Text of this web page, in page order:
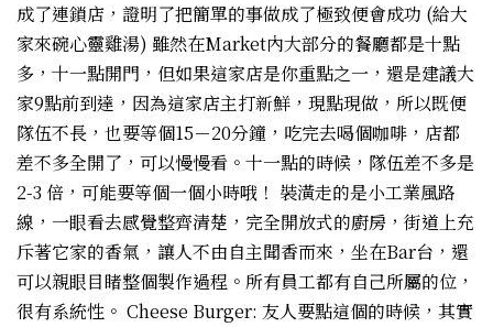
成了連鎖店，證明了把簡單的事做成了極致便會成功 (給大
家來碗心靈雞湯) 雖然在Market內大部分的餐廳都是十點
多，十一點開門，但如果這家店是你重點之一，還是建議大
家9點前到達，因為這家店主打新鮮，現點現做，所以既便
隊伍不長，也要等個15－20分鐘，吃完去喝個咖啡，店都
差不多全開了，可以慢慢看。十一點的時候，隊伍差不多是
2-3 倍，可能要等個一個小時哦！ 裝潢走的是小工業風路
線，一眼看去感覺整齊清楚，完全開放式的廚房，街道上充
斥著它家的香氣，讓人不由自主聞香而來，坐在Bar台，還
可以親眼目睹整個製作過程。所有員工都有自己所屬的位，
很有系統性。 Cheese Burger: 友人要點這個的時候，其實